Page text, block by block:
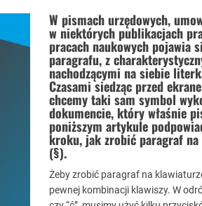
W pismach urzędowych,
w niektórych publikacjach
pracach naukowych pojawia
paragrafu, z
nachodzącymi na siebie
Czasami siedząc przed
chcemy taki sam symbol
dokumencie, który właśnie
poniższym artykule
kroku, jak zrobić paragraf
(§).
Żeby zrobić paragraf na
pewnej kombinacji klawiszy. W